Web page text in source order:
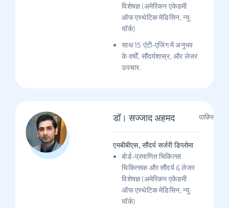
विशेषज्ञ (अमेरिकन एकेडमी
ऑफ एस्थेटिक मेडिसिन, न्यू
यॉर्क)
साथ 15 एंटी-एजिंग में अनुभव
के वर्षों, सौंदर्यशास्र, और लेजर
उपचार.
डॉ। सज्जाद अहमद पाकिस्तान
एमबीबीएस, सौंदर्य सर्जरी डिप्लोमा
बोर्ड-प्रमाणित चिकित्सा
चिकित्सक और सौंदर्य & लेजर
विशेषज्ञ (अमेरिकन एकेडमी
ऑफ एस्थेटिक मेडिसिन, न्यू
यॉर्क)